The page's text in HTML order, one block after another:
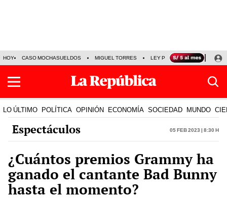
HOY CASO MOCHASUELDOS MIGUEL TORRES LEY PULPÍN PRECIO DEL
LO ÚLTIMO POLÍTICA OPINIÓN ECONOMÍA SOCIEDAD MUNDO
Espectáculos 05 Feb 2023 | 8:30 h
¿Cuántos premios Grammy ha
ganado el cantante Bad Bunny
hasta el momento?